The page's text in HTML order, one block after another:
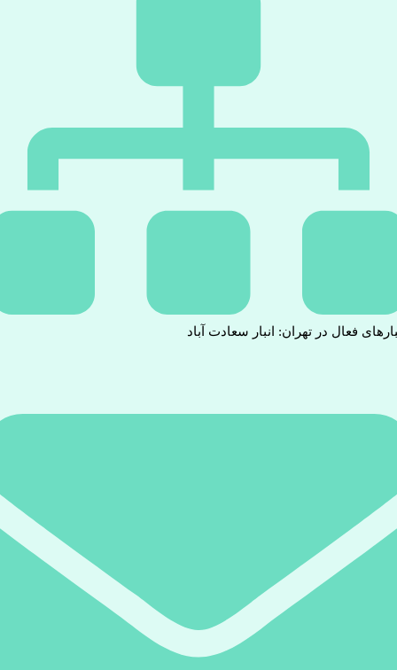
فعال در تهران: انبار سعادت آباد